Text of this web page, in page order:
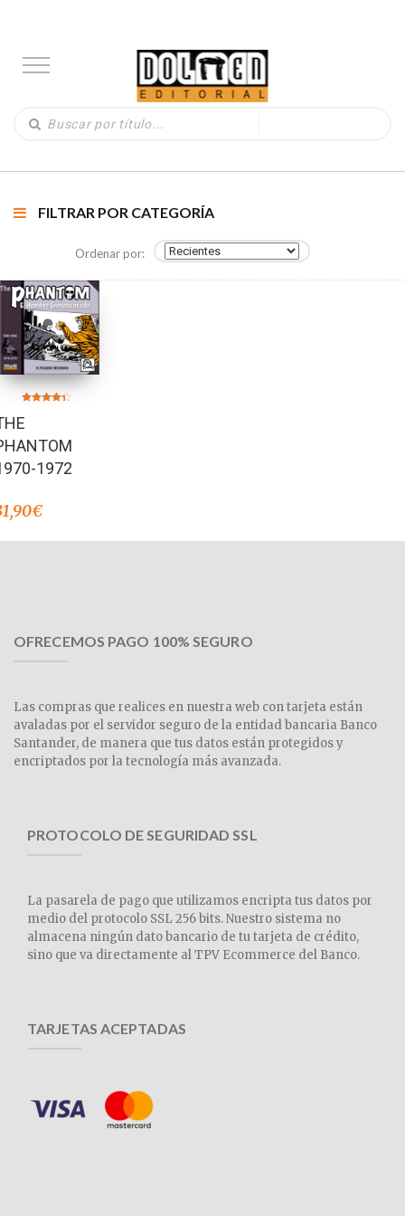
FILTRAR POR CATEGORÍA
Ordenar por:
4.33
de 5
1972
€
OFRECEMOS PAGO 100% SEGURO
Las compras que realices en nuestra web con tarjeta están
avaladas por el servidor seguro de la entidad bancaria Banco
Santander, de manera que tus datos están protegidos y
encriptados por la tecnología más avanzada.
PROTOCOLO DE SEGURIDAD SSL
La pasarela de pago que utilizamos encripta tus datos por
medio del protocolo SSL 256 bits. Nuestro sistema no
almacena ningún dato bancario de tu tarjeta de crédito,
sino que va directamente al TPV Ecommerce del Banco.
TARJETAS ACEPTADAS